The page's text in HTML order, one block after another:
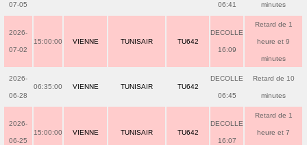
07-05 06:41 minutes
2026-
07-02
15:00:00 VIENNE TUNISAIR TU642
DECOLLE
16:09
Retard de 1
heure et 9
minutes
2026-
06-28
06:35:00 VIENNE TUNISAIR TU642
DECOLLE
06:45
Retard de 10
minutes
2026-
06-25
15:00:00 VIENNE TUNISAIR TU642
DECOLLE
16:07
Retard de 1
heure et 7